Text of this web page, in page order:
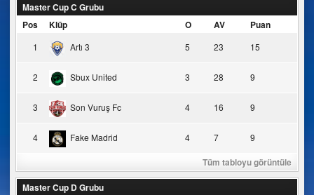
Master Cup C Grubu
Pos
Klüp O AV Puan
1 Artı 3 5 23 15
2 Sbux United 3 28 9
3 Son Vuruş Fc 4 16 9
4 Fake Madrid 4 7 9
Tüm tabloyu görüntüle
Master Cup D Grubu